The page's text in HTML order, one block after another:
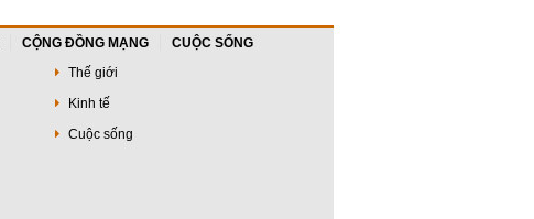
CỘNG ĐỒNG MẠNG
CUỘC SỐNG
Thế giới
Kinh tế
Cuộc sống